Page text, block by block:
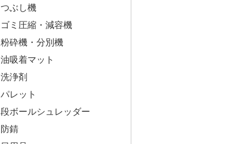
つぶし機
ゴミ圧縮・減容機
粉砕機・分別機
油吸着マット
洗浄剤
パレット
段ボールシュレッダー
防錆